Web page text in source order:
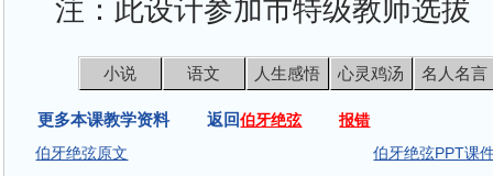
注：此设计参加市特级教师选拔
小说 语文 人生感悟 心灵鸡汤 名人名言
更多本课教学资料 返回伯牙绝弦
报错
伯牙绝弦原文
伯牙绝弦PPT课